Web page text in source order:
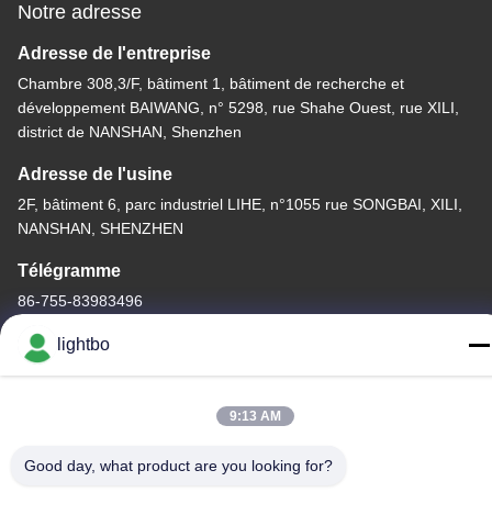
Notre adresse
Adresse de l'entreprise
Chambre 308,3/F, bâtiment 1, bâtiment de recherche et
développement BAIWANG, n° 5298, rue Shahe Ouest, rue XILI,
district de NANSHAN, Shenzhen
Adresse de l'usine
2F, bâtiment 6, parc industriel LIHE, n°1055 rue SONGBAI, XILI,
NANSHAN, SHENZHEN
Télégramme
86-755-83983496
La Chine est bonne. Qualité Affichage à LED de 7 segments Le
fournisseur. -2026 Shenzhen Guangzhibao Technology Co., Ltd.
lightbo
9:13 AM
Good day, what product are you looking for?